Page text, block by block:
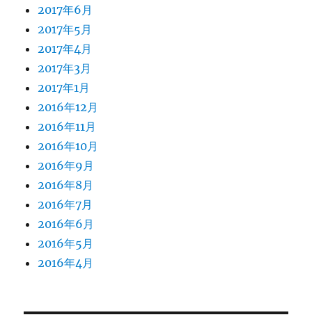
2017年6月
2017年5月
2017年4月
2017年3月
2017年1月
2016年12月
2016年11月
2016年10月
2016年9月
2016年8月
2016年7月
2016年6月
2016年5月
2016年4月